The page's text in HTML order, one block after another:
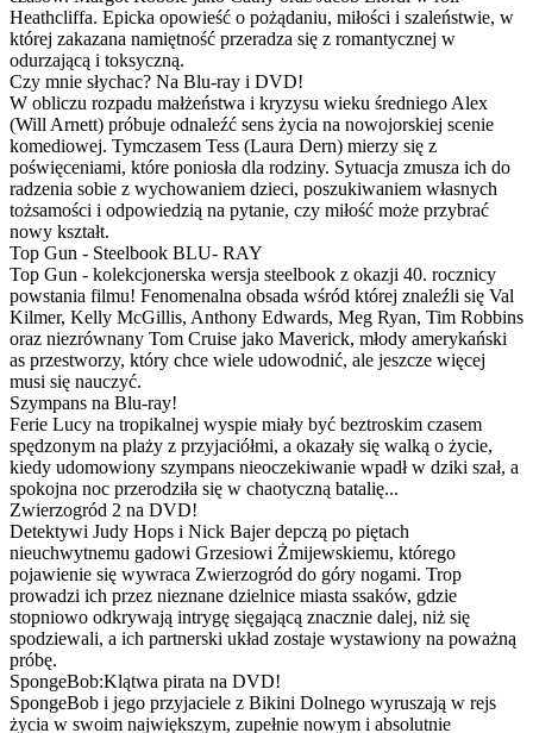
Heathcliffa. Epicka opowieść o pożądaniu, miłości i szaleństwie, w
której zakazana namiętność przeradza się z romantycznej w
odurzającą i toksyczną.
Czy mnie słychac? Na Blu-ray i DVD!
W obliczu rozpadu małżeństwa i kryzysu wieku średniego Alex
(Will Arnett) próbuje odnaleźć sens życia na nowojorskiej scenie
komediowej. Tymczasem Tess (Laura Dern) mierzy się z
poświęceniami, które poniosła dla rodziny. Sytuacja zmusza ich do
radzenia sobie z wychowaniem dzieci, poszukiwaniem własnych
tożsamości i odpowiedzią na pytanie, czy miłość może przybrać
nowy kształt.
Top Gun - Steelbook BLU- RAY
Top Gun - kolekcjonerska wersja steelbook z okazji 40. rocznicy
powstania filmu! Fenomenalna obsada wśród której znaleźli się Val
Kilmer, Kelly McGillis, Anthony Edwards, Meg Ryan, Tim Robbins
oraz niezrównany Tom Cruise jako Maverick, młody amerykański
as przestworzy, który chce wiele udowodnić, ale jeszcze więcej
musi się nauczyć.
Szympans na Blu-ray!
Ferie Lucy na tropikalnej wyspie miały być beztroskim czasem
spędzonym na plaży z przyjaciółmi, a okazały się walką o życie,
kiedy udomowiony szympans nieoczekiwanie wpadł w dziki szał, a
spokojna noc przerodziła się w chaotyczną batalię...
Zwierzogród 2 na DVD!
Detektywi Judy Hops i Nick Bajer depczą po piętach
nieuchwytnemu gadowi Grzesiowi Żmijewskiemu, którego
pojawienie się wywraca Zwierzogród do góry nogami. Trop
prowadzi ich przez nieznane dzielnice miasta ssaków, gdzie
stopniowo odkrywają intrygę sięgającą znacznie dalej, niż się
spodziewali, a ich partnerski układ zostaje wystawiony na poważną
próbę.
SpongeBob:Klątwa pirata na DVD!
SpongeBob i jego przyjaciele z Bikini Dolnego wyruszają w rejs
życia w swoim największym, zupełnie nowym i absolutnie